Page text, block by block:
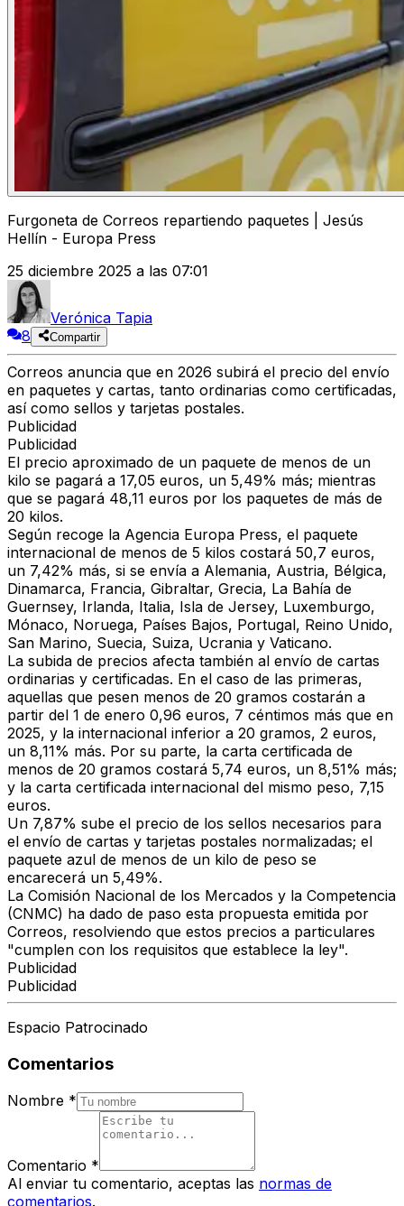
Furgoneta de Correos repartiendo paquetes | Jesús
Hellín - Europa Press
25 diciembre 2025 a las 07:01
Verónica Tapia
8
Compartir
Correos anuncia que en 2026 subirá el precio del envío
en paquetes y cartas, tanto ordinarias como certificadas,
así como sellos y tarjetas postales.
Publicidad
Publicidad
El precio aproximado de un paquete de menos de un
kilo se pagará a 17,05 euros, un 5,49% más; mientras
que se pagará 48,11 euros por los paquetes de más de
20 kilos.
Según recoge la Agencia Europa Press, el paquete
internacional de menos de 5 kilos costará 50,7 euros,
un 7,42% más, si se envía a Alemania, Austria, Bélgica,
Dinamarca, Francia, Gibraltar, Grecia, La Bahía de
Guernsey, Irlanda, Italia, Isla de Jersey, Luxemburgo,
Mónaco, Noruega, Países Bajos, Portugal, Reino Unido,
San Marino, Suecia, Suiza, Ucrania y Vaticano.
La subida de precios afecta también al envío de cartas
ordinarias y certificadas. En el caso de las primeras,
aquellas que pesen menos de 20 gramos costarán a
partir del 1 de enero 0,96 euros, 7 céntimos más que en
2025, y la internacional inferior a 20 gramos, 2 euros,
un 8,11% más. Por su parte, la carta certificada de
menos de 20 gramos costará 5,74 euros, un 8,51% más;
y la carta certificada internacional del mismo peso, 7,15
euros.
Un 7,87% sube el precio de los sellos necesarios para
el envío de cartas y tarjetas postales normalizadas; el
paquete azul de menos de un kilo de peso se
encarecerá un 5,49%.
La Comisión Nacional de los Mercados y la Competencia
(CNMC) ha dado de paso esta propuesta emitida por
Correos, resolviendo que estos precios a particulares
"cumplen con los requisitos que establece la ley".
Publicidad
Publicidad
Espacio Patrocinado
Comentarios
Nombre *
Comentario *
Al enviar tu comentario, aceptas las normas de
comentarios.